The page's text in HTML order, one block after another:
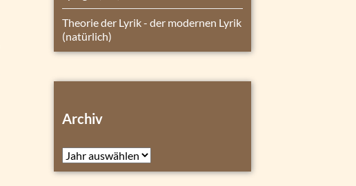
Theorie der Lyrik - der modernen Lyrik
(natürlich)
Archiv
Archiv